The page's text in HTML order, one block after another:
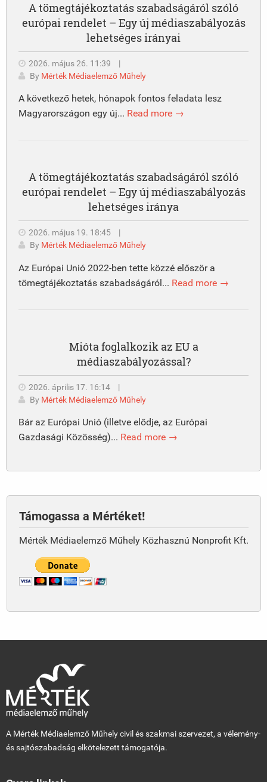
A tömegtájékoztatás szabadságáról szóló
európai rendelet – Egy új médiaszabályozás
lehetséges irányai
2026. május 26. 11:39
|
By Mérték Médiaelemző Műhely
A következő hetek, hónapok fontos feladata lesz
Magyarországon egy új... Read more →
A tömegtájékoztatás szabadságáról szóló
európai rendelet – Egy új médiaszabályozás
lehetséges iránya
2026. május 19. 18:45
|
By Mérték Médiaelemző Műhely
Az Európai Unió 2022-ben tette közzé először a
tömegtájékoztatás szabadságáról... Read more →
Mióta foglalkozik az EU a
médiaszabályozással?
2026. április 17. 16:14
|
By Mérték Médiaelemző Műhely
Bár az Európai Unió (illetve elődje, az Európai
Gazdasági Közösség)... Read more →
Támogassa a Mértéket!
Mérték Médiaelemző Műhely Közhasznú Nonprofit Kft.
A Mérték Médiaelemző Műhely civil és szakmai szervezet, a vélemény-
és sajtószabadság elkötelezett támogatója.